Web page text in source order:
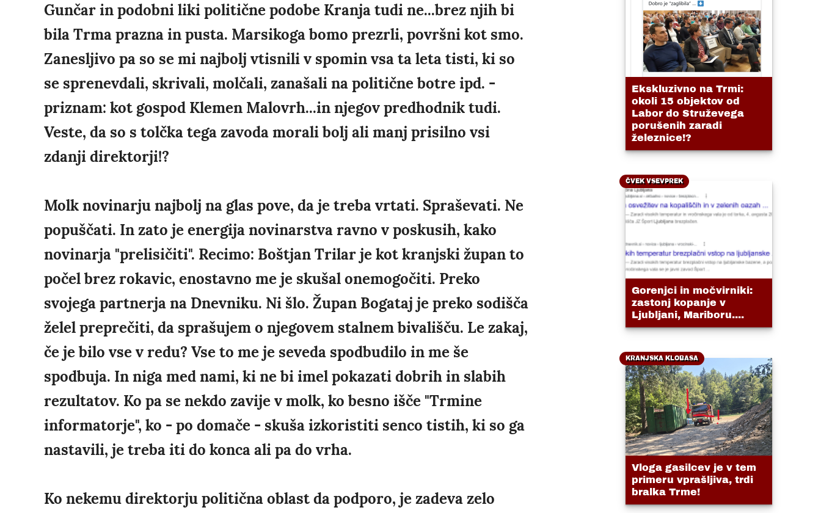
Gunčar in podobni liki politične podobe Kranja tudi ne...brez njih bi
bila Trma prazna in pusta. Marsikoga bomo prezrli, površni kot smo.
Zanesljivo pa so se mi najbolj vtisnili v spomin vsa ta leta tisti, ki so
se sprenevdali, skrivali, molčali, zanašali na politične botre ipd. -
priznam: kot gospod Klemen Malovrh...in njegov predhodnik tudi.
Veste, da so s tolčka tega zavoda morali bolj ali manj prisilno vsi
zdanji direktorji!?
Molk novinarju najbolj na glas pove, da je treba vrtati. Spraševati. Ne
popuščati. In zato je energija novinarstva ravno v poskusih, kako
novinarja "prelisičiti". Recimo: Boštjan Trilar je kot kranjski župan to
počel brez rokavic, enostavno me je skušal onemogočiti. Preko
svojega partnerja na Dnevniku. Ni šlo. Župan Bogataj je preko sodišča
želel preprečiti, da sprašujem o njegovem stalnem bivališču. Le zakaj,
če je bilo vse v redu? Vse to me je seveda spodbudilo in me še
spodbuja. In niga med nami, ki ne bi imel pokazati dobrih in slabih
rezultatov. Ko pa se nekdo zavije v molk, ko besno išče "Trmine
informatorje", ko - po domače - skuša izkoristiti senco tistih, ki so ga
nastavili, je treba iti do konca ali pa do vrha.
Ko nekemu direktorju politična oblast da podporo, je zadeva zelo
Ekskluzivno na Trmi:
okoli 15 objektov od
Labor do Struževega
porušenih zaradi
železnice!?
ČVEK VSEVPREK
Gorenjci in močvirniki:
zastonj kopanje v
Ljubljani, Mariboru....
KRANJSKA KLOBASA
Vloga gasilcev je v tem
primeru vprašljiva, trdi
bralka Trme!